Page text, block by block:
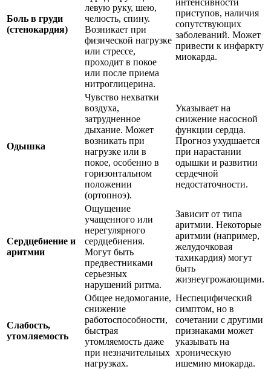
Боль в груди
(стенокардия)
левую руку, шею,
челюсть, спину.
Возникает при
физической нагрузке
или стрессе,
проходит в покое
или после приема
нитроглицерина.
приступов, наличия
сопутствующих
заболеваний. Может
привести к инфаркту
миокарда.
Одышка
Чувство нехватки
воздуха,
затрудненное
дыхание. Может
возникать при
нагрузке или в
покое, особенно в
горизонтальном
положении
(ортопноэ).
Указывает на
снижение насосной
функции сердца.
Прогноз ухудшается
при нарастании
одышки и развитии
сердечной
недостаточности.
Сердцебиение и
аритмии
Ощущение
учащенного или
нерегулярного
сердцебиения.
Могут быть
предвестниками
серьезных
нарушений ритма.
Зависит от типа
аритмии. Некоторые
аритмии (например,
желудочковая
тахикардия) могут
быть
жизнеугрожающими.
Слабость,
утомляемость
Общее недомогание,
снижение
работоспособности,
быстрая
утомляемость даже
при незначительных
нагрузках.
Неспецифический
симптом, но в
сочетании с другими
признаками может
указывать на
хроническую
ишемию миокарда.